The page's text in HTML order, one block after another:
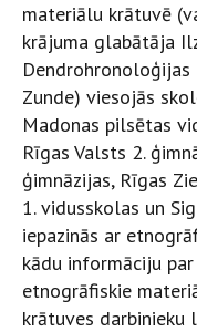
materiālu krātuvē
krājuma glabātāja
Zunde) viesojās
Madonas pilsētas
Rīgas Valsts 2.
ģimnāzijas, Rīgas
1. vidusskolas un
iepazinās ar
kādu informāciju
etnogrāfiskie
krātuves darbinieku